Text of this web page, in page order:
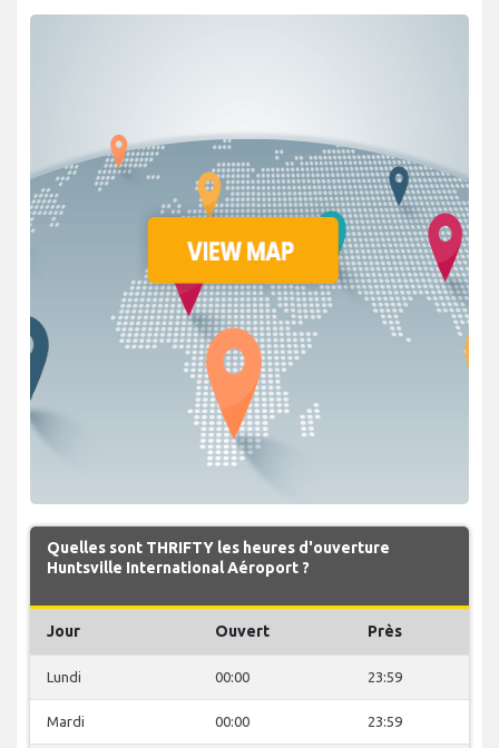
Quelles sont THRIFTY les heures d'ouverture
Huntsville International Aéroport ?
Jour Ouvert Près
Lundi 00:00 23:59
Mardi 00:00 23:59